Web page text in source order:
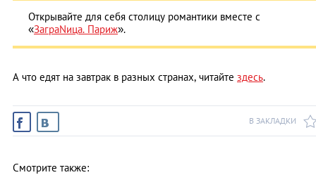
Открывайте для себя столицу романтики вместе с
«ЗаграNица. Париж».
А что едят на завтрак в разных странах, читайте здесь.
В ЗАКЛАДКИ
Смотрите также: